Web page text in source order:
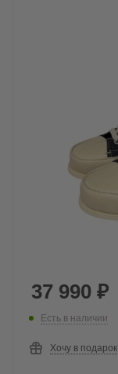
37 990 ₽
Есть в наличии
Хочу в подарок